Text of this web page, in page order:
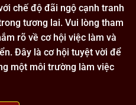
chế độ đãi ngộ cạnh tranh
tương lai. Vui lòng tham
rõ về cơ hội việc làm và
Đây là cơ hội tuyệt vời để
một môi trường làm việc